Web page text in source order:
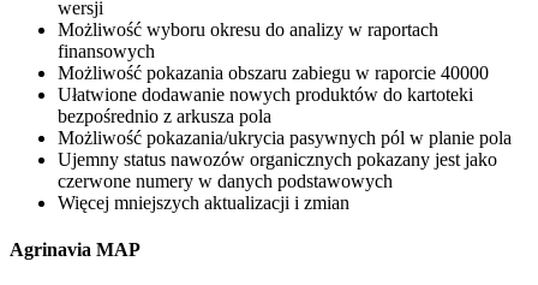
wersji
Możliwość wyboru okresu do analizy w raportach
finansowych
Możliwość pokazania obszaru zabiegu w raporcie 40000
Ułatwione dodawanie nowych produktów do kartoteki
bezpośrednio z arkusza pola
Możliwość pokazania/ukrycia pasywnych pól w planie pola
Ujemny status nawozów organicznych pokazany jest jako
czerwone numery w danych podstawowych
Więcej mniejszych aktualizacji i zmian
Agrinavia MAP